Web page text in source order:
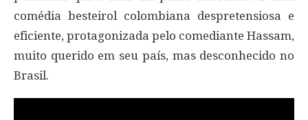
comédia besteirol colombiana despretensiosa e
eficiente, protagonizada pelo comediante Hassam,
muito querido em seu país, mas desconhecido no
Brasil.